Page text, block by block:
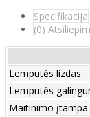
Specifikacija
(0)
Lemputės lizdas
Lemputės
Maitinimo įtampa